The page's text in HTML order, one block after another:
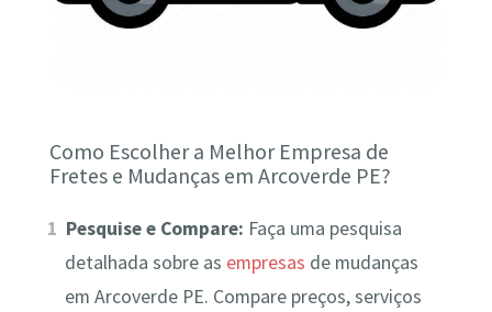
Como Escolher a Melhor Empresa de
Fretes e Mudanças em Arcoverde PE?
Pesquise e Compare: Faça uma pesquisa
detalhada sobre as empresas de mudanças
em Arcoverde PE. Compare preços, serviços